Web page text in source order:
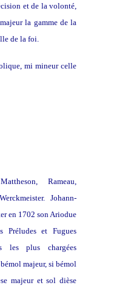
et de la volonté,
la gamme de la
de la foi.
mi mineur celle
Rameau,
Johann-
en 1702 son Ariodue
et Fugues
les plus chargées
majeur, si bémol
majeur et sol dièse